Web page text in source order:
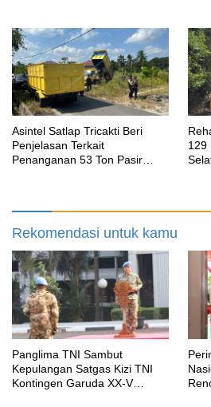
Asintel Satlap Tricakti Beri
Penjelasan Terkait
Penanganan 53 Ton Pasir
129
Rekomendasi untuk kamu
Panglima TNI Sambut
Kepulangan Satgas Kizi TNI
Kontingen Garuda XX-V